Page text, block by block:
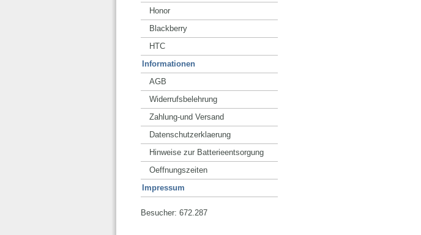
Honor
Blackberry
HTC
Informationen
AGB
Widerrufsbelehrung
Zahlung-und Versand
Datenschutzerklaerung
Hinweise zur Batterieentsorgung
Oeffnungszeiten
Impressum
Besucher: 672.287